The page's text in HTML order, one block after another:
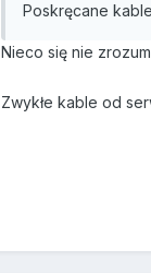
Poskręcane
Nieco się nie
Zwykłe kable od